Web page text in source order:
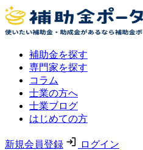
補助金を探す
専門家を探す
コラム
士業の方へ
士業ブログ
はじめての方
新規会員登録 ログイン